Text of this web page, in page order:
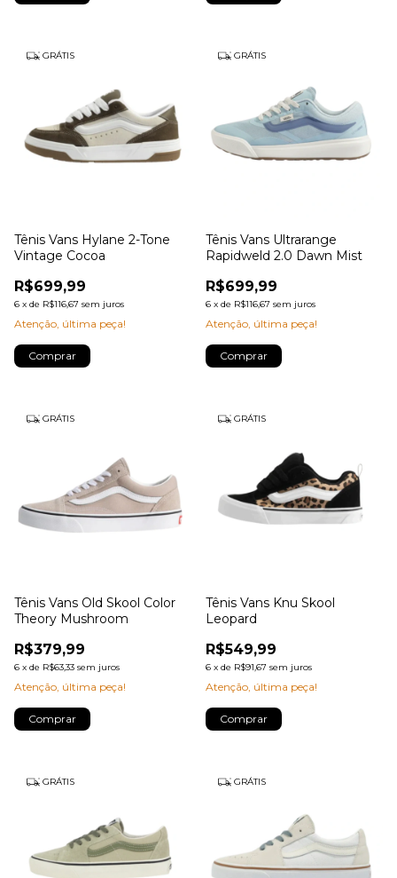
GRÁTIS
Tênis Vans Hylane 2-Tone
Vintage Cocoa
R$699,99
6 x de R$116,67 sem juros
Atenção, última peça!
Comprar
GRÁTIS
Tênis Vans Ultrarange
Rapidweld 2.0 Dawn Mist
R$699,99
6 x de R$116,67 sem juros
Atenção, última peça!
Comprar
GRÁTIS
Tênis Vans Old Skool Color
Theory Mushroom
R$379,99
6 x de R$63,33 sem juros
Atenção, última peça!
Comprar
GRÁTIS
Tênis Vans Knu Skool
Leopard
R$549,99
6 x de R$91,67 sem juros
Atenção, última peça!
Comprar
GRÁTIS GRÁTIS